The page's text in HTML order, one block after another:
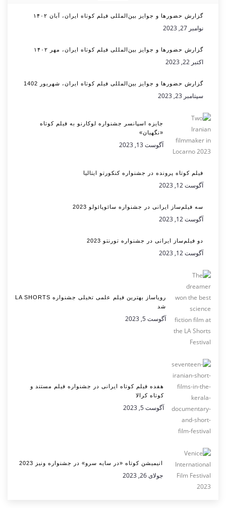
گزارش حضورها و جوایز بین‌المللی فیلم کوتاه ایران، آبان ۱۴۰۲
نوامبر 27, 2023
گزارش حضورها و جوایز بین‌المللی فیلم کوتاه ایران، مهر ۱۴۰۲
اکتبر 22, 2023
گزارش حضورها و جوایز بین‌المللی فیلم کوتاه ایران، شهریور 1402
سپتامبر 23, 2023
جایزه اسپانسر جشنواره لوکارنو به فیلم کوتاه
«نگهبان»
آگوست 13, 2023
فیلم کوتاه پرونده در جشنواره کنکورتو ایتالیا
آگوست 12, 2023
سه فیلم‌ساز ایرانی در جشنواره سائوپائولو 2023
آگوست 12, 2023
دو فیلم‌ساز ایرانی در جشنواره تورنتو 2023
آگوست 12, 2023
رویاساز بهترین فیلم علمی تخیلی جشنواره LA SHORTS
شد
آگوست 5, 2023
هفده فیلم کوتاه ایرانی در جشنواره فیلم مستند و
کوتاه کرالا
آگوست 5, 2023
انیمیشن کوتاه «در سایه سرو» در جشنواره ونیز 2023
جولای 26, 2023